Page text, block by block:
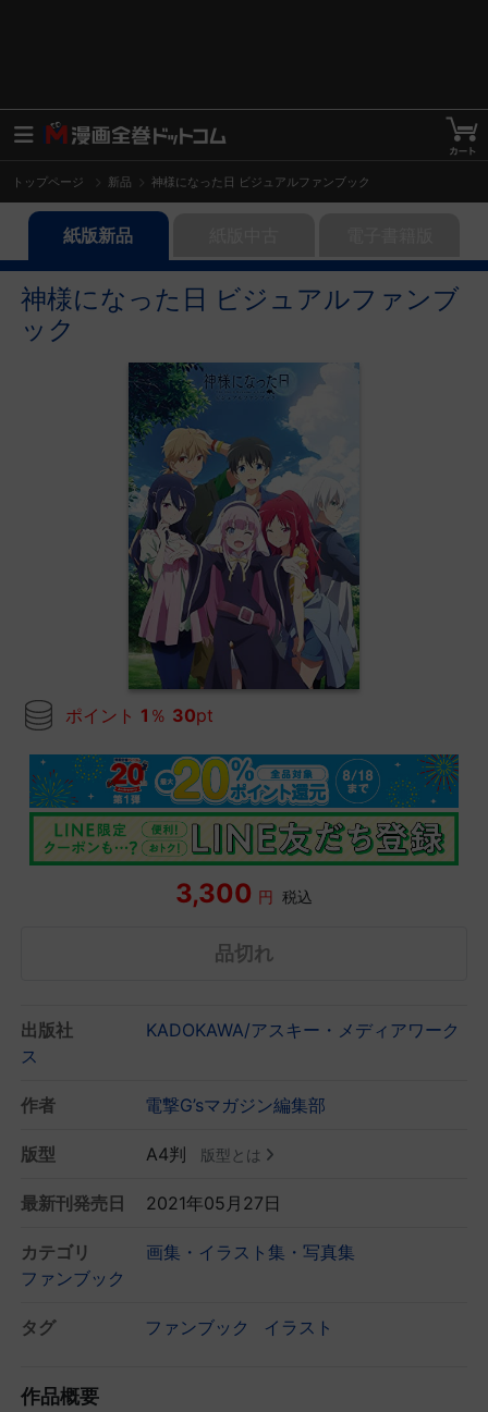
トップページ 新品 神様になった日 ビジュアルファンブック
紙版新品
神様になった日 ビジュアルファンブ
ック
ポイント 1 ％ 30pt
3,300 円 税込
品切れ
出版社
KADOKAWA/アスキー・メディアワーク
ス
作者 電撃G’sマガジン編集部
版型 A4判 版型とは
最新刊発売日 2021年05月27日
カテゴリ
画集・イラスト集・写真集
ファンブック
タグ ファンブック イラスト
作品概要